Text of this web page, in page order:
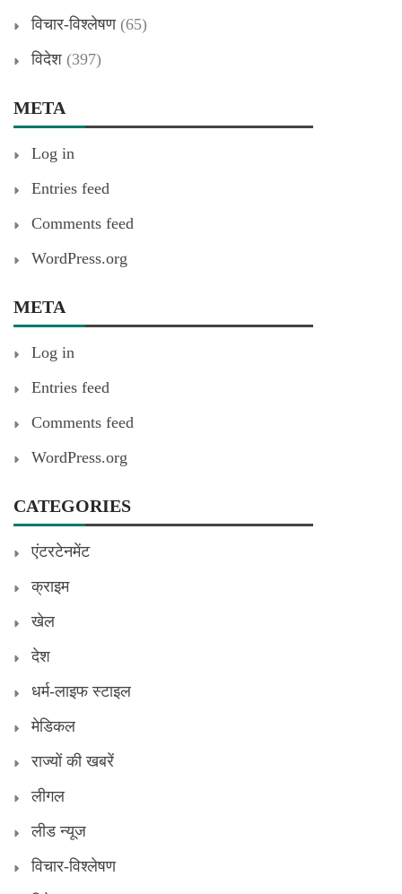
विचार-विश्लेषण(65)
विदेश (397)
META
Log in
Entries feed
Comments feed
WordPress.org
META
Log in
Entries feed
Comments feed
WordPress.org
CATEGORIES
एंटरटेनमेंट
क्राइम
खेल
देश
धर्म-लाइफ स्टाइल
मेडिकल
राज्यों की खबरें
लीगल
लीड न्यूज
विचार-विश्लेषण